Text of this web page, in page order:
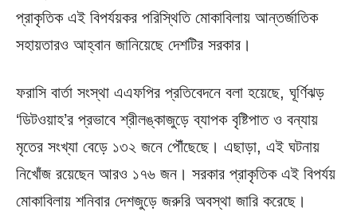
প্রাকৃতিক এই বিপর্যয়কর পরিস্থিতি মোকাবিলায় আন্তর্জাতিক
সহায়তারও আহ্বান জানিয়েছে দেশটির সরকার।
ফরাসি বার্তা সংস্থা এএফপির প্রতিবেদনে বলা হয়েছে, ঘূর্ণিঝড়
‘ডিটওয়াহ’র প্রভাবে শ্রীলঙ্কাজুড়ে ব্যাপক বৃষ্টিপাত ও বন্যায়
মৃতের সংখ্যা বেড়ে ১৩২ জনে পৌঁছেছে। এছাড়া, এই ঘটনায়
নিখোঁজ রয়েছেন আরও ১৭৬ জন। সরকার প্রাকৃতিক এই বিপর্যয়
মোকাবিলায় শনিবার দেশজুড়ে জরুরি অবস্থা জারি করেছে।